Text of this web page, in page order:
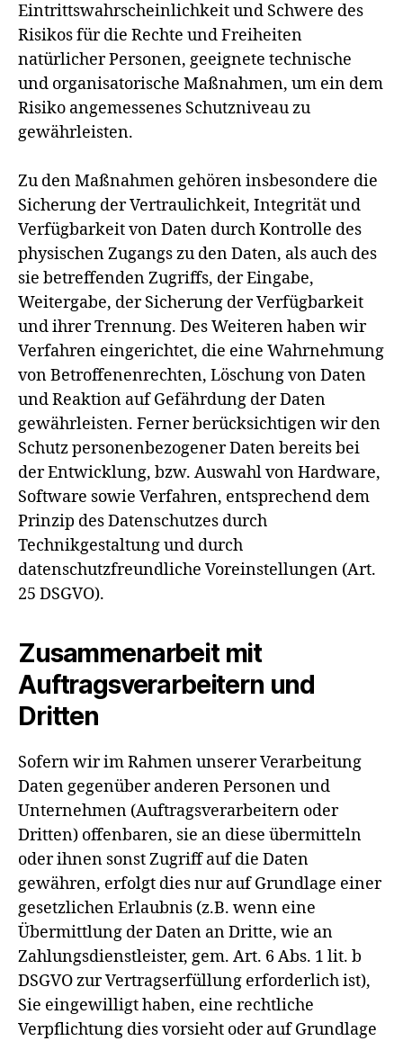
Eintrittswahrscheinlichkeit und Schwere des
Risikos für die Rechte und Freiheiten
natürlicher Personen, geeignete technische
und organisatorische Maßnahmen, um ein dem
Risiko angemessenes Schutzniveau zu
gewährleisten.
Zu den Maßnahmen gehören insbesondere die
Sicherung der Vertraulichkeit, Integrität und
Verfügbarkeit von Daten durch Kontrolle des
physischen Zugangs zu den Daten, als auch des
sie betreffenden Zugriffs, der Eingabe,
Weitergabe, der Sicherung der Verfügbarkeit
und ihrer Trennung. Des Weiteren haben wir
Verfahren eingerichtet, die eine Wahrnehmung
von Betroffenenrechten, Löschung von Daten
und Reaktion auf Gefährdung der Daten
gewährleisten. Ferner berücksichtigen wir den
Schutz personenbezogener Daten bereits bei
der Entwicklung, bzw. Auswahl von Hardware,
Software sowie Verfahren, entsprechend dem
Prinzip des Datenschutzes durch
Technikgestaltung und durch
datenschutzfreundliche Voreinstellungen (Art.
25 DSGVO).
Zusammenarbeit mit
Auftragsverarbeitern und
Dritten
Sofern wir im Rahmen unserer Verarbeitung
Daten gegenüber anderen Personen und
Unternehmen (Auftragsverarbeitern oder
Dritten) offenbaren, sie an diese übermitteln
oder ihnen sonst Zugriff auf die Daten
gewähren, erfolgt dies nur auf Grundlage einer
gesetzlichen Erlaubnis (z.B. wenn eine
Übermittlung der Daten an Dritte, wie an
Zahlungsdienstleister, gem. Art. 6 Abs. 1 lit. b
DSGVO zur Vertragserfüllung erforderlich ist),
Sie eingewilligt haben, eine rechtliche
Verpflichtung dies vorsieht oder auf Grundlage